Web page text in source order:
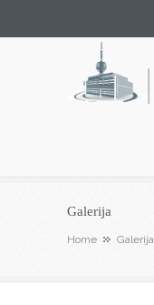
Galerija
Home Galerija